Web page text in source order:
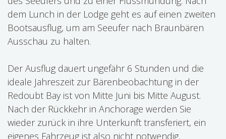
dem Lunch in der Lodge geht es auf einen zweiten
Bootsausflug, um am Seeufer nach Braunbären
Ausschau zu halten.
Der Ausflug dauert ungefähr 6 Stunden und die
ideale Jahreszeit zur Bärenbeobachtung in der
Redoubt Bay ist von Mitte Juni bis Mitte August.
Nach der Rückkehr in Anchorage werden Sie
wieder zurück in ihre Unterkunft transferiert, ein
eigenes Fahrzeug ist also nicht notwendig.